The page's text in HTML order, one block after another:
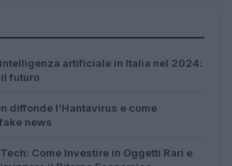
artificiale in Italia nel 2024:
futuro
diffonde l’Hantavirus e come
news
Come Investire in Oggetti Rari e